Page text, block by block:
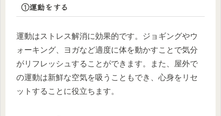
①運動をする
運動はストレス解消に効果的です。ジョギングやウ
ォーキング、ヨガなど適度に体を動かすことで気分
がリフレッシュすることができます。また、屋外で
の運動は新鮮な空気を吸うこともでき、心身をリセ
ットすることに役立ちます。